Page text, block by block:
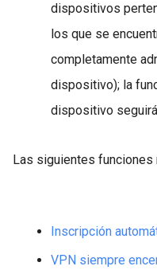
dispositivos
los que se
completamente
dispositivo); la
dispositivo
Las siguientes funciones
Inscripción
VPN siempre